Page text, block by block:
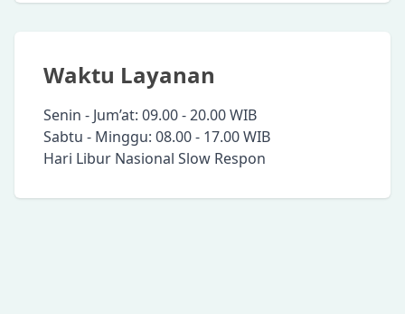
Waktu Layanan
Senin - Jum’at: 09.00 - 20.00 WIB
Sabtu - Minggu: 08.00 - 17.00 WIB
Hari Libur Nasional Slow Respon